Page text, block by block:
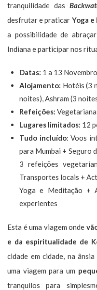
tranquilidade das
desfrutar e praticar Yoga
a possibilidade de
Indiana e participar nos
Datas: 1 a 13 Novembro
Alojamento: Hotéis (3
noites), Ashram (3
Refeições:
Lugares limitados: 12
Tudo incluído: Voos
para Mumbai + Seguro
3 refeições
Transportes locais +
Yoga e Meditação +
experientes
Esta é uma viagem onde
e da espiritualidade de
cidade em cidade, na
uma viagem para um
tranquilos para